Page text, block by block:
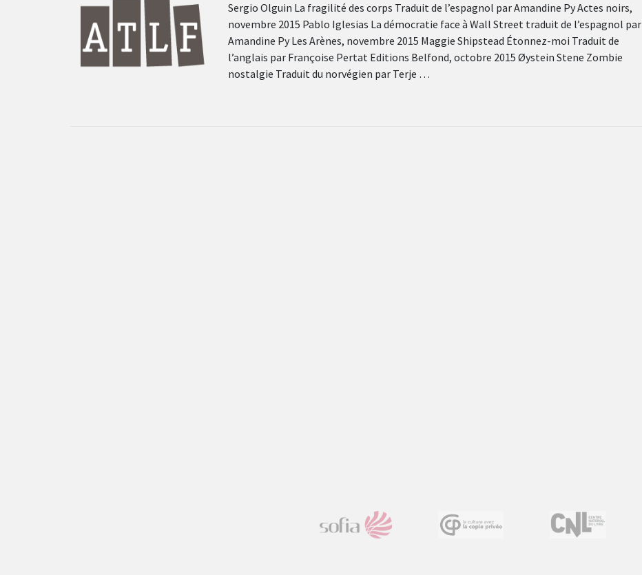
Sergio Olguin La fragilité des corps Traduit de l’espagnol par Amandine Py Actes noirs,
novembre 2015 Pablo Iglesias La démocratie face à Wall Street traduit de l’espagnol par
Amandine Py Les Arènes, novembre 2015 Maggie Shipstead Étonnez-moi Traduit de
l’anglais par Françoise Pertat Editions Belfond, octobre 2015 Øystein Stene Zombie
nostalgie Traduit du norvégien par Terje …